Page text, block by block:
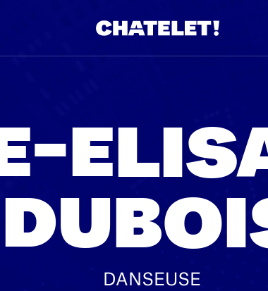
DANSEUSE